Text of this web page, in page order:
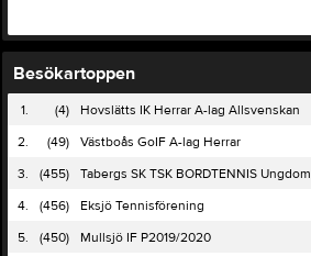
Besökartoppen
1. (4)
Hovslätts IK Herrar A-lag Allsvenskan
2.
(49)
Västboås GoIF A-lag Herrar
3.
(455)
Tabergs SK TSK BORDTENNIS Ungdom
4.
(456)
Eksjö Tennisförening
5.
(450)
Mullsjö IF P2019/2020